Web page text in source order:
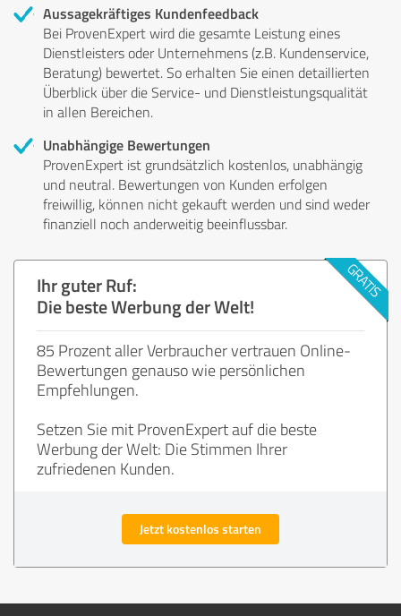
Aussagekräftiges Kundenfeedback
Bei ProvenExpert wird die gesamte Leistung eines
Dienstleisters oder Unternehmens (z.B. Kundenservice,
Beratung) bewertet. So erhalten Sie einen detaillierten
Überblick über die Service- und Dienstleistungsqualität
in allen Bereichen.
Unabhängige Bewertungen
ProvenExpert ist grundsätzlich kostenlos, unabhängig
und neutral. Bewertungen von Kunden erfolgen
freiwillig, können nicht gekauft werden und sind weder
finanziell noch anderweitig beeinflussbar.
Ihr guter Ruf:
Die beste Werbung der Welt!
85 Prozent aller Verbraucher vertrauen Online-
Bewertungen genauso wie persönlichen
Empfehlungen.
Setzen Sie mit ProvenExpert auf die beste
Werbung der Welt: Die Stimmen Ihrer
zufriedenen Kunden.
Jetzt kostenlos starten